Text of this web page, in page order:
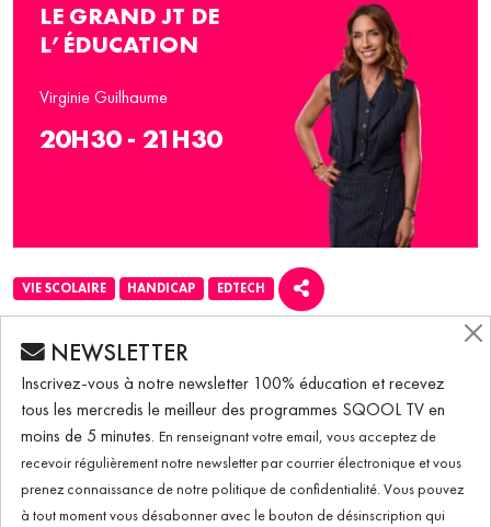
ÉMISSION DU 19.10.2022
AESH : L'Académie de Créteil lance une
campagne de recrutement.
VIE SCOLAIRE HANDICAP EDTECH
LE GRAND JT DE
L’ÉDUCATION
Virginie Guilhaume
20H30 - 21H30
NEWSLETTER
Inscrivez-vous à notre newsletter 100% éducation et recevez
tous les mercredis le meilleur des programmes SQOOL TV en
moins de 5 minutes. En renseignant votre email, vous acceptez de
recevoir régulièrement notre newsletter par courrier électronique et vous
prenez connaissance de notre politique de confidentialité. Vous pouvez
à tout moment vous désabonner avec le bouton de désinscription qui